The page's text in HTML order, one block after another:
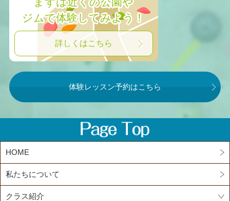
ジムで体験してみよう！
詳しくはこちら
体験レッスン予約はこちら
HOME
私たちについて
クラス紹介